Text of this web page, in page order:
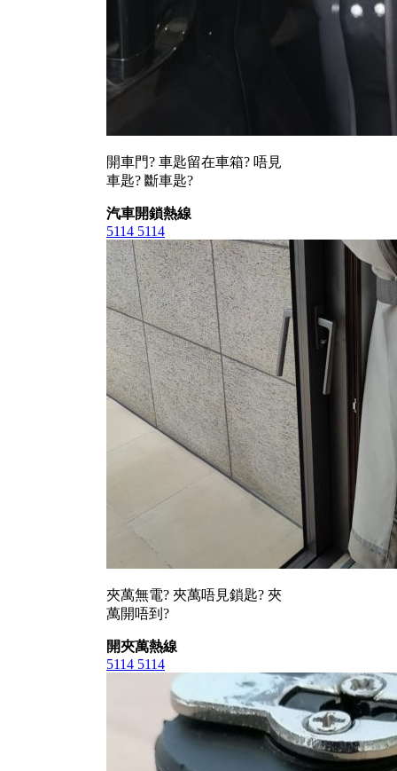
開車門? 車匙留在車箱? 唔見
車匙? 斷車匙?
汽車開鎖熱線
5114 5114
夾萬無電? 夾萬唔見鎖匙? 夾
萬開唔到?
開夾萬熱線
5114 5114